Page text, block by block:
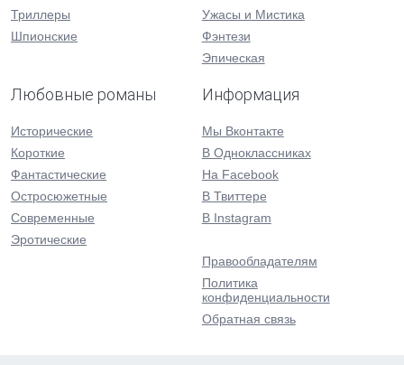
Триллеры
Шпионские
Ужасы и Мистика
Фэнтези
Эпическая
Любовные романы
Исторические
Короткие
Фантастические
Остросюжетные
Современные
Эротические
Информация
Мы Вконтакте
В Одноклассниках
На Facebook
В Твиттере
В Instagram
Правообладателям
Политика
конфиденциальности
Обратная связь